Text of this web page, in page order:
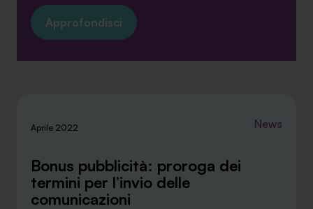
Approfondisci
Aprile 2022 News
Bonus pubblicità: proroga dei
termini per l’invio delle
comunicazioni